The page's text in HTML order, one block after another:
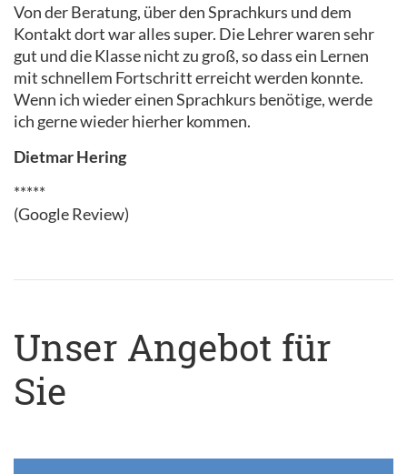
Von der Beratung, über den Sprachkurs und dem
Kontakt dort war alles super. Die Lehrer waren sehr
gut und die Klasse nicht zu groß, so dass ein Lernen
mit schnellem Fortschritt erreicht werden konnte.
Wenn ich wieder einen Sprachkurs benötige, werde
ich gerne wieder hierher kommen.
Dietmar Hering
*****
(Google Review)
Unser Angebot für
Sie